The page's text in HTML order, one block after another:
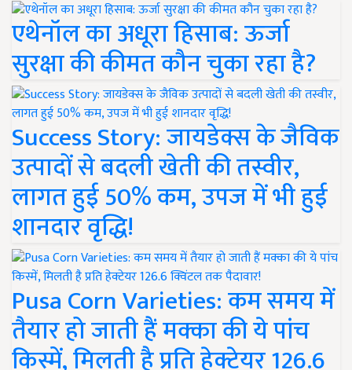
एथेनॉल का अधूरा हिसाब: ऊर्जा
सुरक्षा की कीमत कौन चुका रहा है?
Success Story: जायडेक्स के जैविक
उत्पादों से बदली खेती की तस्वीर,
लागत हुई 50% कम, उपज में भी हुई
शानदार वृद्धि!
Pusa Corn Varieties: कम समय में
तैयार हो जाती हैं मक्का की ये पांच
किस्में, मिलती है प्रति हेक्टेयर 126.6